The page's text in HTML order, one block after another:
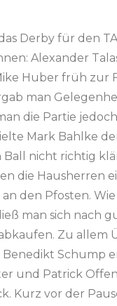
Derby für den
Alexander
Huber früh zur
man
die Partie
Mark Bahlke
Ball nicht richtig
die Hausherren
den Pfosten.
man sich nach
Zu allem
Benedikt Schump
und Patrick
Kurz vor der